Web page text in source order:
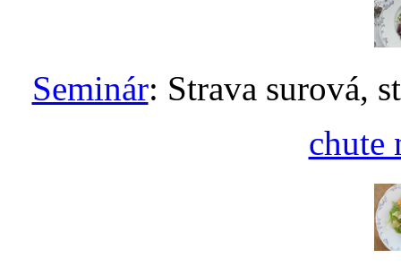
Seminár: Strava surová,
chute